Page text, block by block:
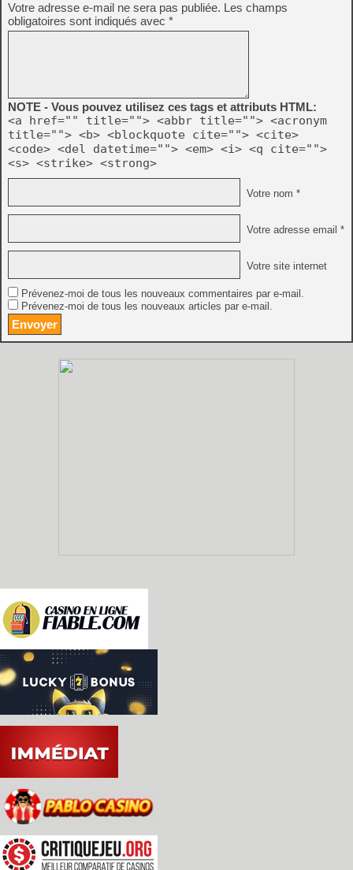
Votre adresse e-mail ne sera pas publiée. Les champs
obligatoires sont indiqués avec *
NOTE - Vous pouvez utilisez ces tags et attributs HTML:
<a href="" title=""> <abbr title=""> <acronym
title=""> <b> <blockquote cite=""> <cite>
<code> <del datetime=""> <em> <i> <q cite="">
<s> <strike> <strong>
Votre nom *
Votre adresse email *
Votre site internet
Prévenez-moi de tous les nouveaux commentaires par e-mail.
Prévenez-moi de tous les nouveaux articles par e-mail.